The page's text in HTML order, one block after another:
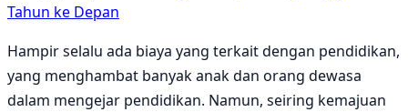
Tahun ke Depan
Hampir selalu ada biaya yang terkait dengan pendidikan,
yang menghambat banyak anak dan orang dewasa
dalam mengejar pendidikan. Namun, seiring kemajuan